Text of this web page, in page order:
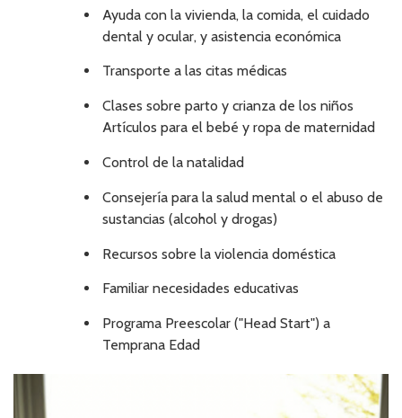
Ayuda con la vivienda, la comida, el cuidado
dental y ocular, y asistencia económica
Transporte a las citas médicas
Clases sobre parto y crianza de los niños
Artículos para el bebé y ropa de maternidad
Control de la natalidad
Consejería para la salud mental o el abuso de
sustancias (alcohol y drogas)
Recursos sobre la violencia doméstica
Familiar necesidades educativas
Programa Preescolar ("Head Start") a
Temprana Edad